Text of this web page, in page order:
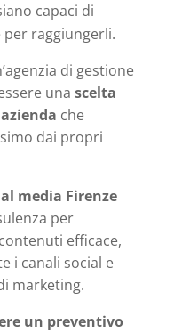
capaci di
raggiungerli.
di gestione
una scelta
che
dai propri
media Firenze
per
efficace,
i canali social e
marketing.
un preventivo